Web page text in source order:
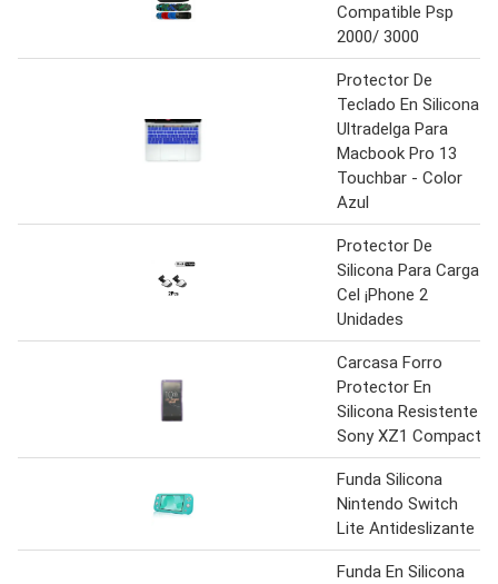
Compatible Psp
2000/ 3000
Protector De
Teclado En Silicona
Ultradelga Para
Macbook Pro 13
Touchbar - Color
Azul
Protector De
Silicona Para Carga
Cel ¡Phone 2
Unidades
Carcasa Forro
Protector En
Silicona Resistente
Sony XZ1 Compact
Funda Silicona
Nintendo Switch
Lite Antideslizante
Funda En Silicona